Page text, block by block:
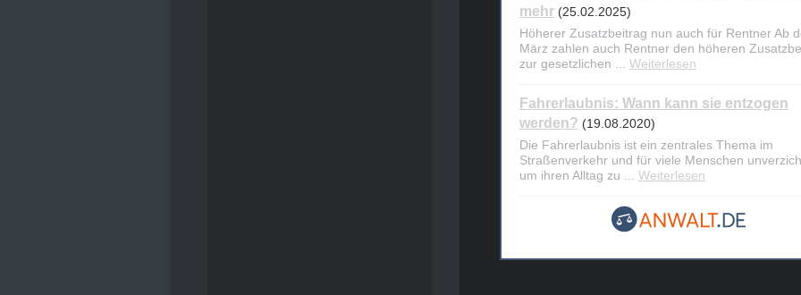
mehr (25.02.2025)
Höherer Zusatzbeitrag nun auch für Rentner Ab
März zahlen auch Rentner den höheren
zur gesetzlichen ... Weiterlesen
Fahrerlaubnis: Wann kann sie entzogen
werden? (19.08.2020)
Die Fahrerlaubnis ist ein zentrales Thema im
Straßenverkehr und für viele Menschen
um ihren Alltag zu ... Weiterlesen